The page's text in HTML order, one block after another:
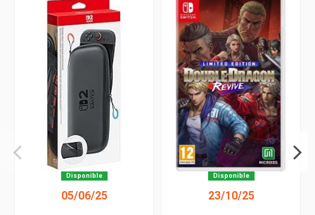
Disponible
05/06/25
Disponible
23/10/25